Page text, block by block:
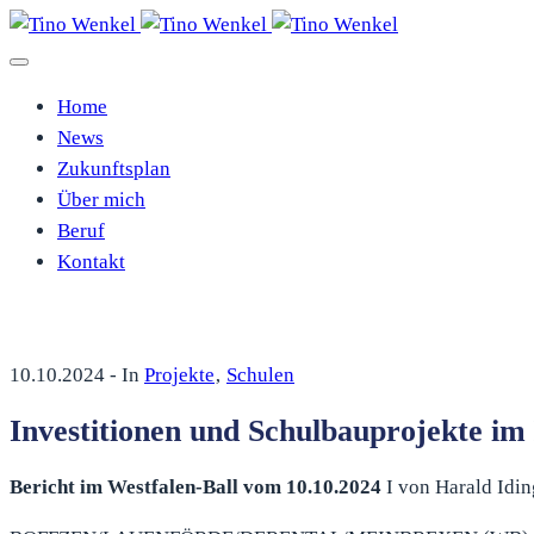
Home
News
Zukunftsplan
Über mich
Beruf
Kontakt
10.10.2024 - In Projekte‚ Schulen
Investitionen und Schulbauprojekte im
Bericht im Westfalen-Ball vom 10.10.2024 I von Harald